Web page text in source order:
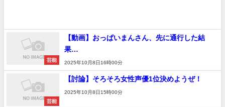
芸能
【動画】おっぱいまんさん、先に通行した結
果…
2025年10月8日16時00分
芸能
【討論】そろそろ女性声優1位決めようぜ！
2025年10月8日15時00分